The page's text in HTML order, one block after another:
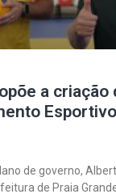
a criação
de governo,
de Praia